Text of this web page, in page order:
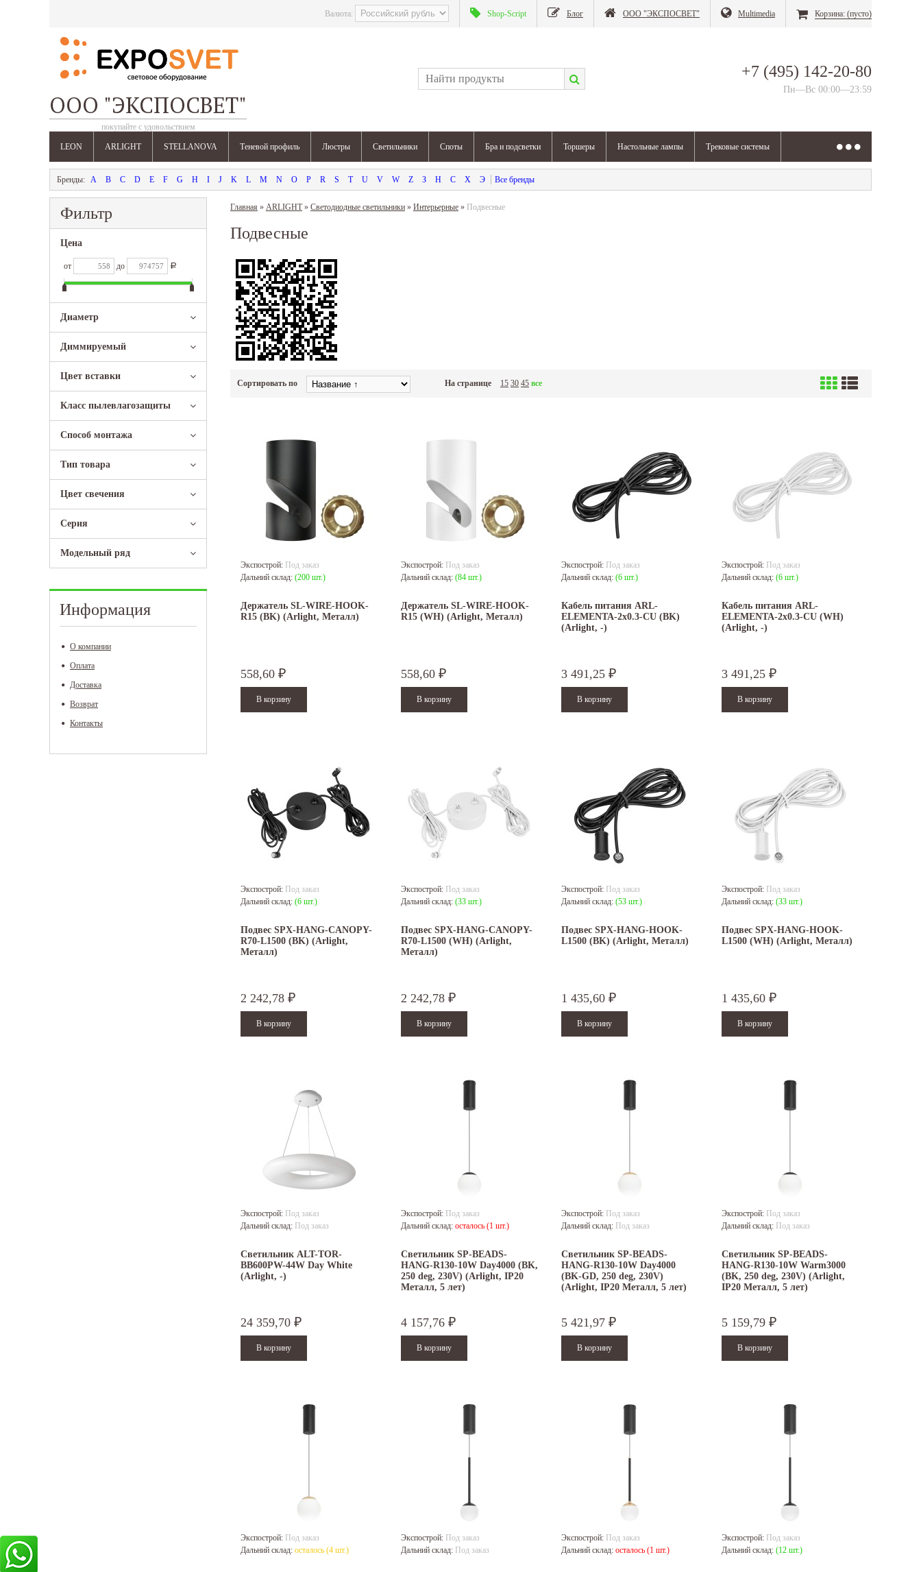
Валюта: Shop-Script Блог ООО "ЭКСПОСВЕТ" Multimedia Корзина: (пусто)
ООО "ЭКСПОСВЕТ"
покупайте с удовольствием
+7 (495) 142-20-80
Пн—Вс 00:00—23:59
LEON ARLIGHT STELLANOVA Теневой профиль Люстры Светильники Споты Бра и подсветки Торшеры Настольные лампы Трековые системы
A B C D E F G H I J K L M N O P R S T U V W Z З Н С Х Э
Фильтр
Цена
от до Р
Диаметр
Диммируeмый
Цвет вставки
Класс пылевлагозащиты
Способ монтажа
Тип товара
Цвет свечения
Серия
Модельный ряд
Информация
О компании
Оплата
Доставка
Возврат
Контакты
Главная » ARLIGHT» Светодиодные светильники » Интерьерные » Подвесные
Подвесные
Сортировать по На странице 15 30 45 все
Экспострой: Под заказ
Дальний склад: (200 шт.)
Держатель SL-WIRE-HOOK-
R15 (BK) (Arlight, Металл)
558,60 ₽
Экспострой: Под заказ
Дальний склад: (84 шт.)
Держатель SL-WIRE-HOOK-
R15 (WH) (Arlight, Металл)
558,60 ₽
Экспострой: Под заказ
Дальний склад: (6 шт.)
Кабель питания ARL-
ELEMENTA-2х0.3-CU (BK)
(Arlight, -)
3 491,25 ₽
Экспострой: Под заказ
Дальний склад: (6 шт.)
Кабель питания ARL-
ELEMENTA-2х0.3-CU (WH)
(Arlight, -)
3 491,25 ₽
Экспострой: Под заказ
Дальний склад: (6 шт.)
Подвес SPX-HANG-CANOPY-
R70-L1500 (BK) (Arlight,
Металл)
2 242,78 ₽
Экспострой: Под заказ
Дальний склад: (33 шт.)
Подвес SPX-HANG-CANOPY-
R70-L1500 (WH) (Arlight,
Металл)
2 242,78 ₽
Экспострой: Под заказ
Дальний склад: (53 шт.)
Подвес SPX-HANG-HOOK-
L1500 (BK) (Arlight, Металл)
1 435,60 ₽
Экспострой: Под заказ
Дальний склад: (33 шт.)
Подвес SPX-HANG-HOOK-
L1500 (WH) (Arlight, Металл)
1 435,60 ₽
Экспострой: Под заказ
Дальний склад: Под заказ
Светильник ALT-TOR-
BB600PW-44W Day White
(Arlight, -)
24 359,70 ₽
Экспострой: Под заказ
Дальний склад: осталось (1 шт.)
Светильник SP-BEADS-
HANG-R130-10W Day4000 (BK,
250 deg, 230V) (Arlight, IP20
Металл, 5 лет)
4 157,76 ₽
Экспострой: Под заказ
Дальний склад: Под заказ
Светильник SP-BEADS-
HANG-R130-10W Day4000
(BK-GD, 250 deg, 230V)
(Arlight, IP20 Металл, 5 лет)
5 421,97 ₽
Экспострой: Под заказ
Дальний склад: Под заказ
Светильник SP-BEADS-
HANG-R130-10W Warm3000
(BK, 250 deg, 230V) (Arlight,
IP20 Металл, 5 лет)
5 159,79 ₽
Экспострой: Под заказ
Дальний склад: осталось (4 шт.)
Экспострой: Под заказ
Дальний склад: Под заказ
Экспострой: Под заказ
Дальний склад: осталось (1 шт.)
Экспострой: Под заказ
Дальний склад: (12 шт.)